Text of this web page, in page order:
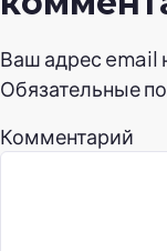
Ваш адрес email
Обязательные
Комментарий